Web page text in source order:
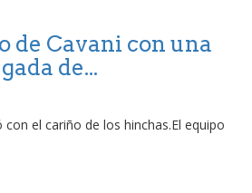
de Cavani con una
de...
el cariño de los hinchas.El equipo